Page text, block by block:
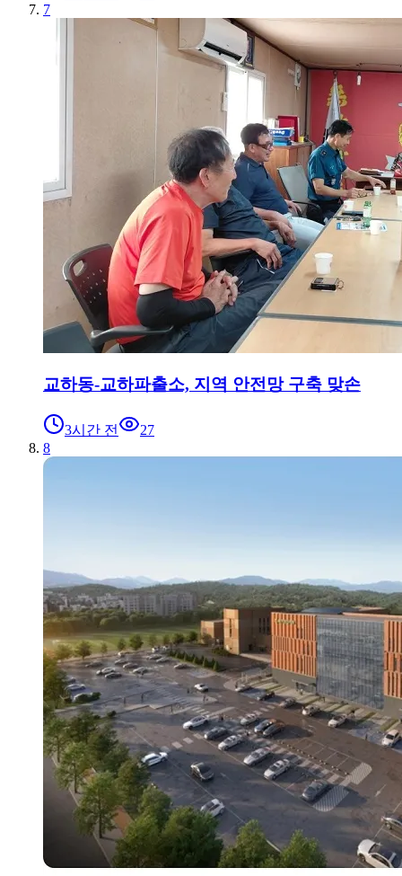
7
교하동-교하파출소, 지역 안전망 구축 맞손
3시간 전
27
8